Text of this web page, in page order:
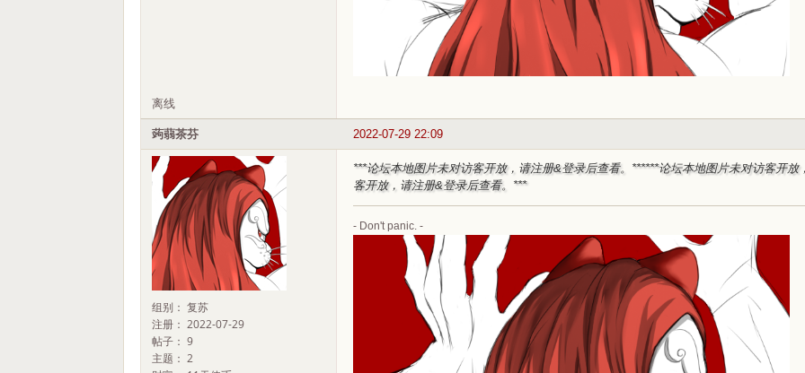
离线
2022-07-29 22:09
蒟蒻茶芬
组别： 复苏
注册： 2022-07-29
帖子： 9
主题： 2
***论坛本地图片未对访客开放，请注册&登录后查看。******论坛本地图片未对访客开放
客开放，请注册&登录后查看。***
- Don't panic. -